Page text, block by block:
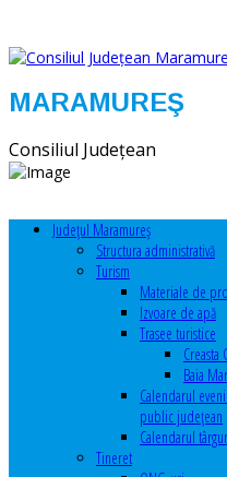
MARAMUREŞ
Consiliul Judeţean
Judeţul Maramureş
Structura administrativă
Turism
Materiale de
Izvoare de apă
Trasee turistice
Creasta
Baia
Calendarul
public judeţean
Calendarul
Tineret